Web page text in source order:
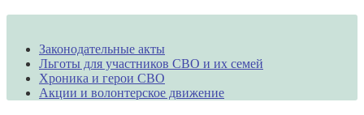
Законодательные акты
Льготы для участников СВО и их семей
Хроника и герои СВО
Акции и волонтерское движение